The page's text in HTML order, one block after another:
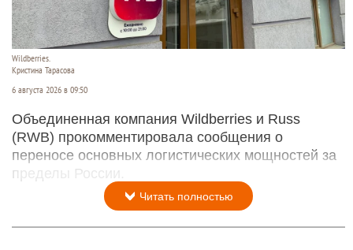
Wildberries.
Кристина Тарасова
6 августа 2026 в 09:50
Объединенная компания Wildberries и Russ
(RWB) прокомментировала сообщения о
переносе основных логистических мощностей за
пределы России.
Читать полностью